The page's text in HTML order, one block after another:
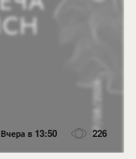
Вчера в 13:50 226